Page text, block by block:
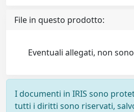
File in questo prodotto:
Eventuali allegati, non
I documenti in IRIS sono
tutti i diritti sono riservati,